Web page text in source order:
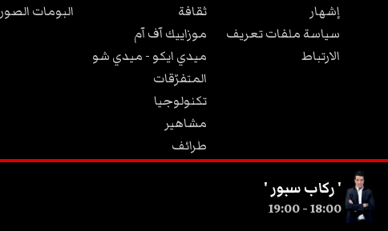
إشهار
سياسة ملفات تعريف
الارتباط
ثقافة
موزاييك آف آم
ميدي ايكو - ميدي شو
المتفرّقات
تكنولوجيا
مشاهير
طرائف
مجتمع
البومات الصور
' ركاب سبور '
18:00
-
19:00